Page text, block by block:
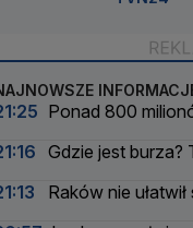
Ponad 800
Gdzie jest burza?
Raków nie